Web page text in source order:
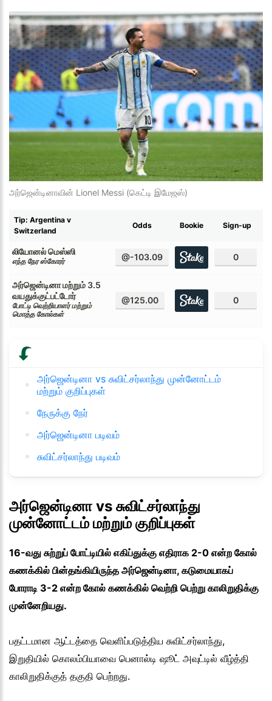
அர்ஜென்டினாவின் Lionel Messi (கெட்டி இமேஜஸ்)
Tip: Argentina v
Switzerland
Odds Bookie Sign-up
லியோனல் மெஸ்ஸி
எந்த நேர ஸ்கோரர் @-103.09 0
அர்ஜென்டினா மற்றும் 3.5
வயதுக்குட்பட்டோர்
போட்டி வெற்றியாளர் மற்றும்
மொத்த கோல்கள்
@125.00 0
அர்ஜென்டினா vs சுவிட்சர்லாந்து முன்னோட்டம்
மற்றும் குறிப்புகள்
நேருக்கு நேர்
அர்ஜென்டினா படிவம்
சுவிட்சர்லாந்து படிவம்
அர்ஜென்டினா vs சுவிட்சர்லாந்து
முன்னோட்டம் மற்றும் குறிப்புகள்
16-வது சுற்றுப் போட்டியில் எகிப்துக்கு எதிராக 2-0 என்ற கோல்
கணக்கில் பின்தங்கியிருந்த அர்ஜென்டினா, கடுமையாகப்
போராடி 3-2 என்ற கோல் கணக்கில் வெற்றி பெற்று காலிறுதிக்கு
முன்னேறியது.
பதட்டமான ஆட்டத்தை வெளிப்படுத்திய சுவிட்சர்லாந்து,
இறுதியில் கொலம்பியாவை பெனால்டி ஷூட் அவுட்டில் வீழ்த்தி
காலிறுதிக்குத் தகுதி பெற்றது.